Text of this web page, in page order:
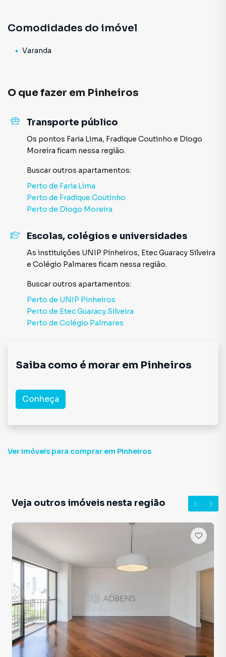
e na parte inferior salas, escritório, cozinha, dependência
ampla varanda.A área de lazer oferece piscina,
Comodidades do imóvel
Varanda
O que fazer em Pinheiros
Transporte público
Os pontos Faria Lima, Fradique Coutinho e Diogo
Moreira ficam nessa região.
Buscar outros apartamentos:
Perto de Faria Lima
Perto de Fradique Coutinho
Perto de Diogo Moreira
Escolas, colégios e universidades
As instituições UNIP Pinheiros, Etec Guaracy Silveira
e Colégio Palmares ficam nessa região.
Buscar outros apartamentos:
Perto de UNIP Pinheiros
Perto de Etec Guaracy Silveira
Perto de Colégio Palmares
Saiba como é morar em Pinheiros
Conheça
Ver imóveis para comprar em Pinheiros
Veja outros imóveis nesta região